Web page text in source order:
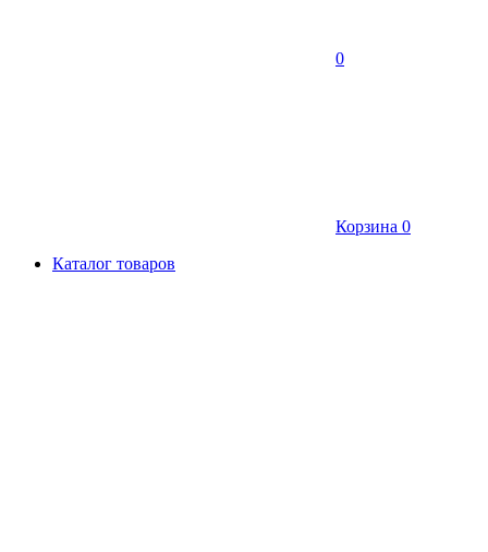
0
Корзина 0
Каталог товаров